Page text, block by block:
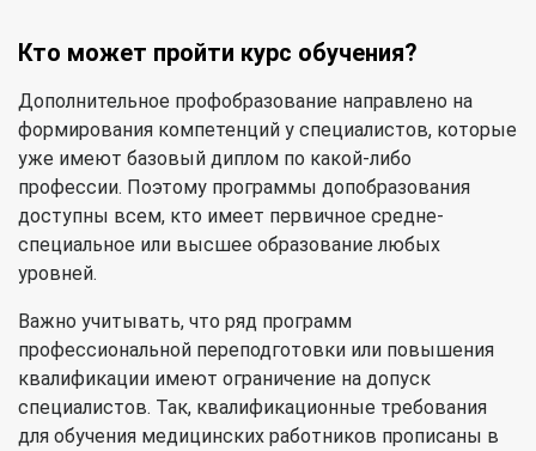
Кто может пройти курс обучения?
Дополнительное профобразование направлено на
формирования компетенций у специалистов, которые
уже имеют базовый диплом по какой-либо
профессии. Поэтому программы допобразования
доступны всем, кто имеет первичное средне-
специальное или высшее образование любых
уровней.
Важно учитывать, что ряд программ
профессиональной переподготовки или повышения
квалификации имеют ограничение на допуск
специалистов. Так, квалификационные требования
для обучения медицинских работников прописаны в